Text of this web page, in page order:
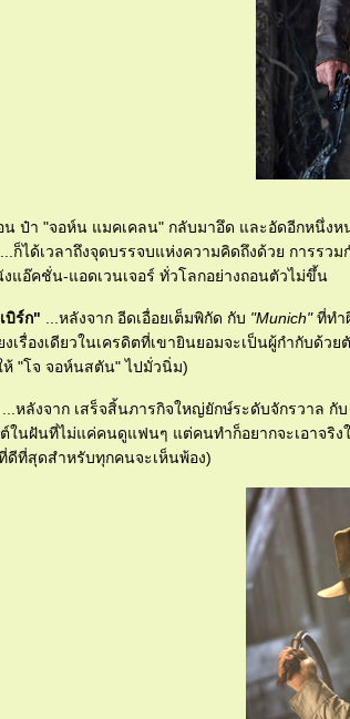
น ป๋า "จอห์น แมคเคลน" กลับมาอึด และอัดอีกหนึ่ง
ก็ได้เวลาถึงจุดบรรจบแห่งความคิดถึงด้วย การร
งแอ๊คชั่น-แอดเวนเจอร์ ทั่วโลกอย่างถอนตัวไม่ขึ้น
บิร์ก" ...หลังจาก อีดเอื่อยเต็มพิกัด กับ "Munich"ที่ทำ
เรื่องเดียวในเครดิตที่เขายินยอมจะเป็นผู้กำกับด้วย
ห้ "โจ จอห์นสตัน" ไปมั่วนิ่ม)
...หลังจาก เสร็จสิ้นภารกิจใหญ่ยักษ์ระดับจักรวาล กับ
ในฝันที่ไม่แค่คนดูแฟนๆ แต่คนทำก็อยากจะเอาจริ
ที่สุดสำหรับทุกคนจะเห็นพ้อง)